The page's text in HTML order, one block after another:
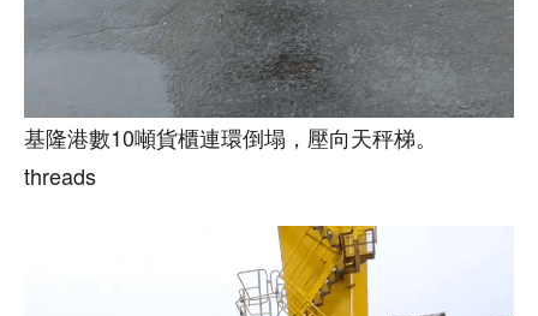
基隆港數10噸貨櫃連環倒塌，壓向天秤梯。
threads